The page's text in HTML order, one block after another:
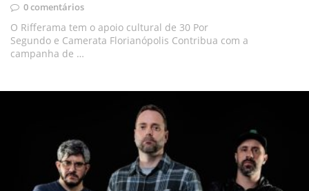
0 comentários
O Rifferama tem o apoio cultural de 30 Por
Segundo e Camerata Florianópolis Contribua com a
campanha de …